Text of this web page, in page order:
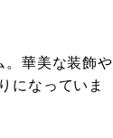
。華美な装飾や
になっていま